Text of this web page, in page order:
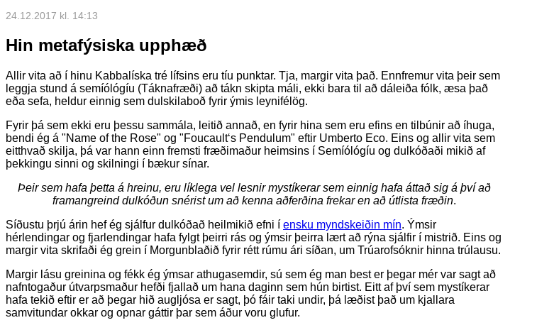
24.12.2017 kl. 14:13
Hin metafýsiska upphæð
Allir vita að í hinu Kabbalíska tré lífsins eru tíu punktar. Tja, margir vita það. Ennfremur vita þeir sem
leggja stund á semíólógíu (Táknafræði) að tákn skipta máli, ekki bara til að dáleiða fólk, æsa það
eða sefa, heldur einnig sem dulskilaboð fyrir ýmis leynifélög.
Fyrir þá sem ekki eru þessu sammála, leitið annað, en fyrir hina sem eru efins en tilbúnir að íhuga,
bendi ég á "Name of the Rose" og "Foucault‘s Pendulum" eftir Umberto Eco. Eins og allir vita sem
eitthvað skilja, þá var hann einn fremsti fræðimaður heimsins í Semíólógíu og dulkóðaði mikið af
þekkingu sinni og skilningi í bækur sínar.
Þeir sem hafa þetta á hreinu, eru líklega vel lesnir mystíkerar sem einnig hafa áttað sig á því að
framangreind dulkóðun snérist um að kenna aðferðina frekar en að útlista fræðin.
Síðustu þrjú árin hef ég sjálfur dulkóðað heilmikið efni í ensku myndskeiðin mín. Ýmsir
hérlendingar og fjarlendingar hafa fylgt þeirri rás og ýmsir þeirra lært að rýna sjálfir í mistrið. Eins og
margir vita skrifaði ég grein í Morgunblaðið fyrir rétt rúmu ári síðan, um Trúarofsóknir hinna trúlausu.
Margir lásu greinina og fékk ég ýmsar athugasemdir, sú sem ég man best er þegar mér var sagt að
nafntogaður útvarpsmaður hefði fjallað um hana daginn sem hún birtist. Eitt af því sem mystíkerar
hafa tekið eftir er að þegar hið augljósa er sagt, þó fáir taki undir, þá læðist það um kjallara
samvitundar okkar og opnar gáttir þar sem áður voru glufur.